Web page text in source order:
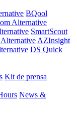
BQool
Alternative
SmartScout
AZInsight
DS Quick
Kit de prensa
News &